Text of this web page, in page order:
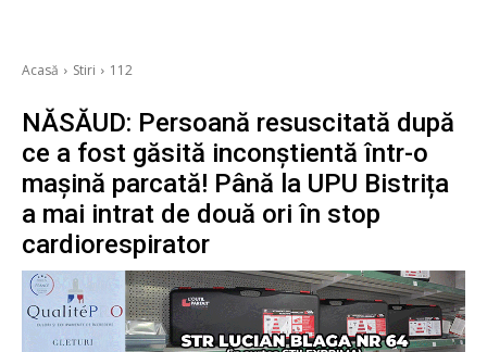
Acasă Stiri 112
NĂSĂUD: Persoană resuscitată după
ce a fost găsită inconștientă într-o
mașină parcată! Până la UPU Bistrița
a mai intrat de două ori în stop
cardiorespirator